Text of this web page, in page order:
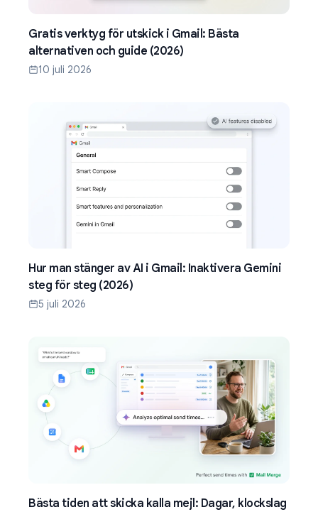
Gratis verktyg för utskick i Gmail: Bästa
alternativen och guide (2026)
10 juli 2026
Hur man stänger av AI i Gmail: Inaktivera Gemini
steg för steg (2026)
5 juli 2026
Bästa tiden att skicka kalla mejl: Dagar, klockslag